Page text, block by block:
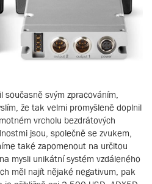
svým zpracováním,
že tak velmi promyšleně doplnil
vrcholu bezdrátových
jsou, společně se zvukem,
také zapomenout na určitou
mysli unikátní systém vzdáleného
měl najít nějaké negativum, pak